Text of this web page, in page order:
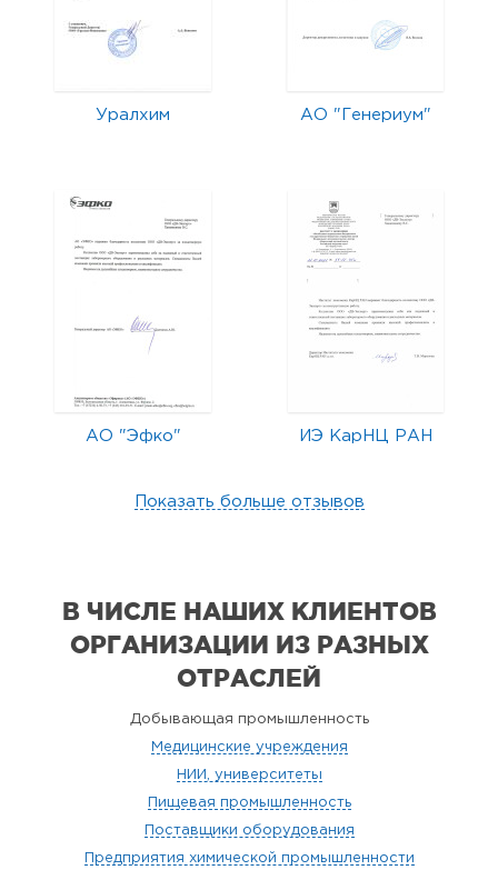
Уралхим АО "Генериум"
АО "Эфко" ИЭ КарНЦ РАН
Показать больше отзывов
В ЧИСЛЕ НАШИХ КЛИЕНТОВ
ОРГАНИЗАЦИИ ИЗ РАЗНЫХ
ОТРАСЛЕЙ
Добывающая промышленность
Медицинские учреждения
НИИ, университеты
Пищевая промышленность
Поставщики оборудования
Предприятия химической промышленности